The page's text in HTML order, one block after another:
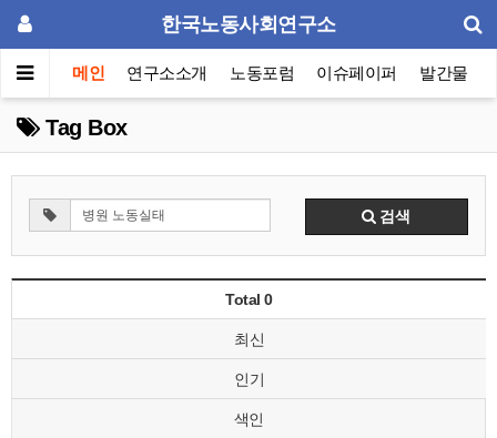
한국노동사회연구소
메인 연구소소개 노동포럼 이슈페이퍼 발간물
Tag Box
검색
Total 0
최신
인기
색인